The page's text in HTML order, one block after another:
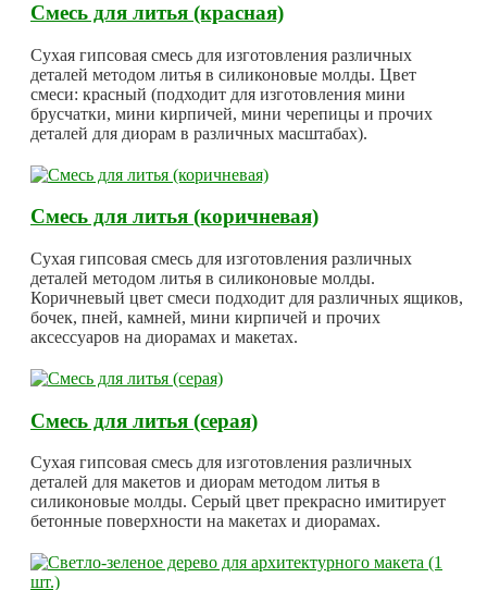
Смесь для литья (красная)
Сухая гипсовая смесь для изготовления различных
деталей методом литья в силиконовые молды. Цвет
смеси: красный (подходит для изготовления мини
брусчатки, мини кирпичей, мини черепицы и прочих
деталей для диорам в различных масштабах).
Смесь для литья (коричневая)
Сухая гипсовая смесь для изготовления различных
деталей методом литья в силиконовые молды.
Коричневый цвет смеси подходит для различных ящиков,
бочек, пней, камней, мини кирпичей и прочих
аксессуаров на диорамах и макетах.
Смесь для литья (серая)
Сухая гипсовая смесь для изготовления различных
деталей для макетов и диорам методом литья в
силиконовые молды. Серый цвет прекрасно имитирует
бетонные поверхности на макетах и диорамах.